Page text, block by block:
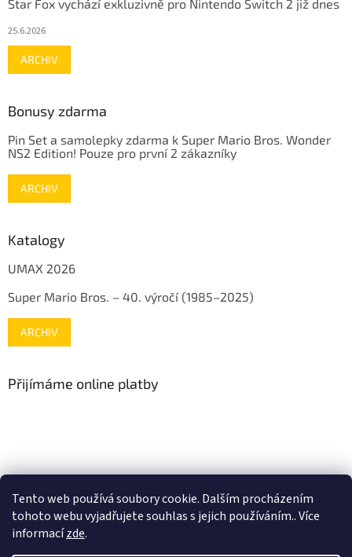
Tento web používá soubory cookie. Dalším procházením
tohoto webu vyjadřujete souhlas s jejich používáním.. Více
informacízde.
Star Fox vychází exkluzivně pro Nintendo Switch 2 již dnes
25.6.2026
ARCHIV
Bonusy zdarma
Pin Set a samolepky zdarma k Super Mario Bros. Wonder
NS2 Edition! Pouze pro první 2 zákazníky
ARCHIV
Katalogy
UMAX 2026
Super Mario Bros. – 40. výročí (1985–2025)
ARCHIV
Přijímáme online platby
www.fleg.cz